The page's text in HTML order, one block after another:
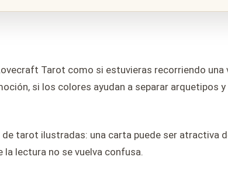
Tarot como si estuvieras recorriendo una
si los colores ayudan a separar arquetipos
tarot ilustradas: una carta puede ser atractiva
lectura no se vuelva confusa.